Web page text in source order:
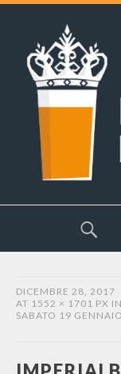
DICEMBRE 28, 2017
AT 1552 × 1701 PX IN
SABATO 19